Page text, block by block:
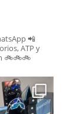
📲
ATP y
🚲🚲🚲